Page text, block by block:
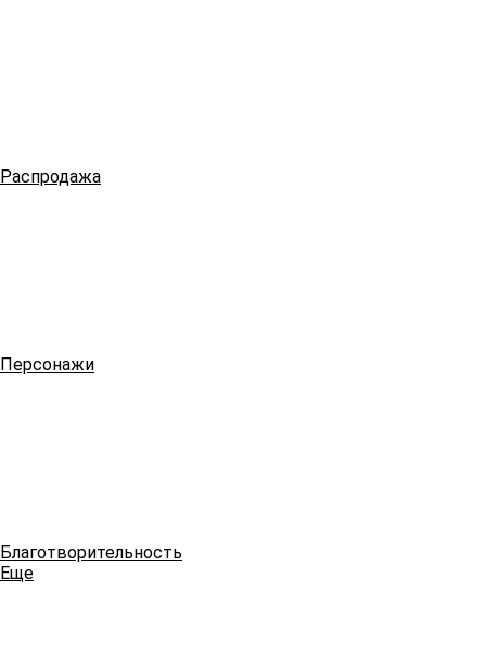
Распродажа
Персонажи
Благотворительность
Еще